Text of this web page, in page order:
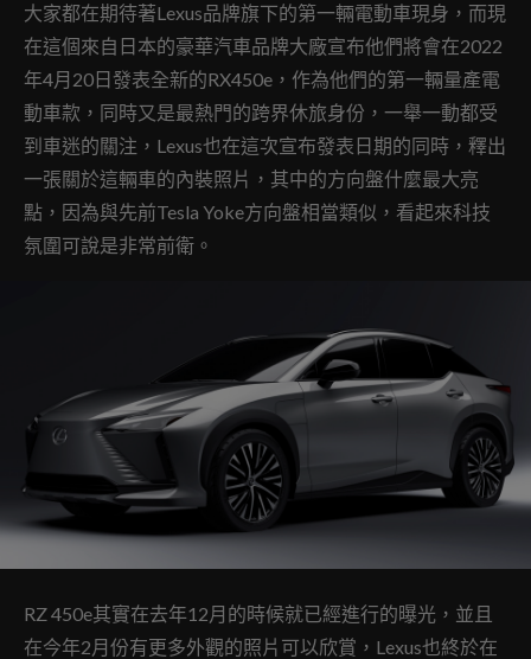
大家都在期待著Lexus品牌旗下的第一輛電動車現身，而現
在這個來自日本的豪華汽車品牌大廠宣布他們將會在2022
年4月20日發表全新的RX450e，作為他們的第一輛量產電
動車款，同時又是最熱門的跨界休旅身份，一舉一動都受
到車迷的關注，Lexus也在這次宣布發表日期的同時，釋出
一張關於這輛車的內裝照片，其中的方向盤什麼最大亮
點，因為與先前Tesla Yoke方向盤相當類似，看起來科技
氛圍可說是非常前衛。
RZ 450e其實在去年12月的時候就已經進行的曝光，並且
在今年2月份有更多外觀的照片可以欣賞，Lexus也終於在